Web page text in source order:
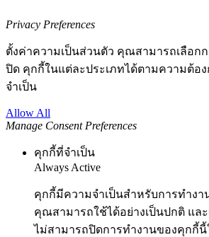
Privacy Preferences
ตั้งค่าความเป็นส่วนตัว คุณสามารถเลือก
ปิด คุกกี้ในแต่ละประเภทได้ตามความต้อง
จำเป็น
Allow All
Manage Consent Preferences
คุกกี้ที่จำเป็น
Always Active
คุกกี้มีความจำเป็นสำหรับการทำงา
คุณสามารถใช้ได้อย่างเป็นปกติ แล
ไม่สามารถปิดการทำงานของคุกกี้นี้